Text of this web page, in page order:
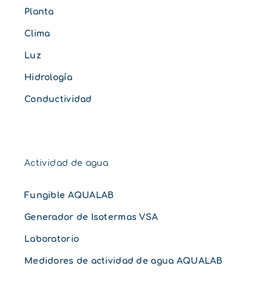
Planta
Clima
Luz
Hidrología
Conductividad
Actividad de agua
Fungible AQUALAB
Generador de Isotermas VSA
Laboratorio
Medidores de actividad de agua AQUALAB